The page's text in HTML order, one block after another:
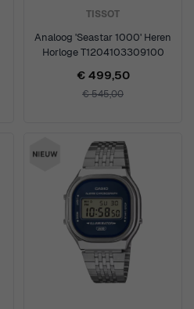
TISSOT
Analoog 'Seastar 1000' Heren
Horloge T1204103309100
€ 499,50
€ 545,00